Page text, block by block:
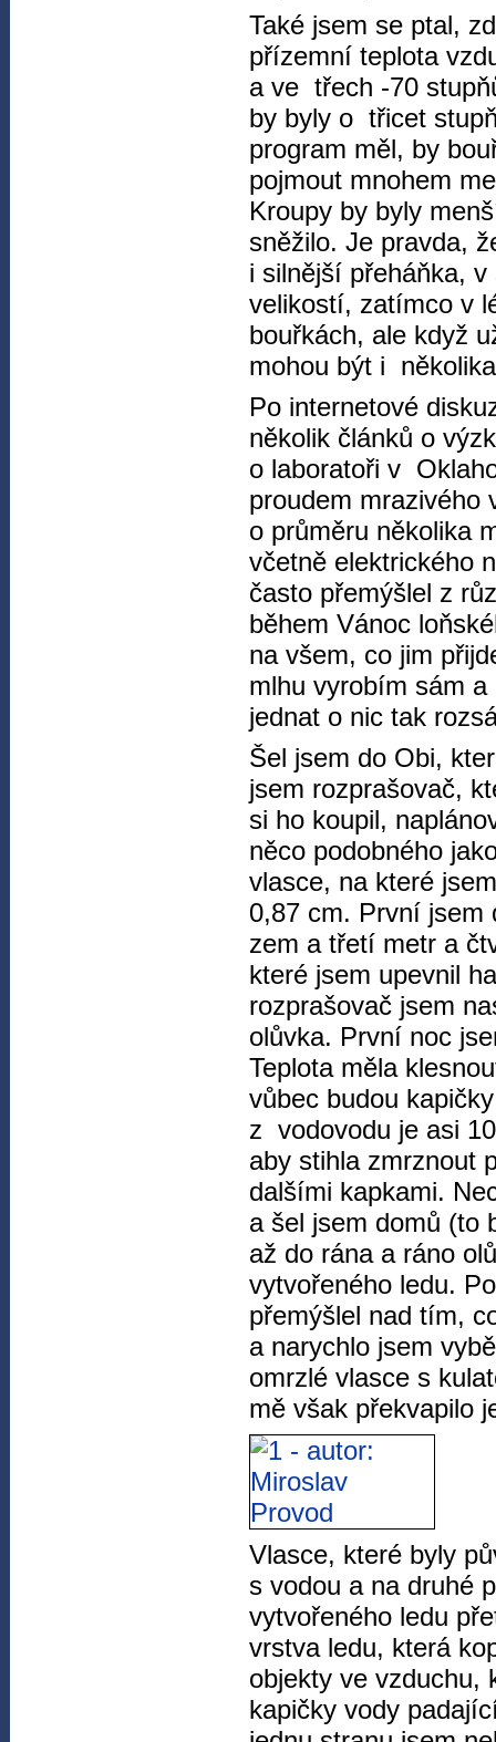
Také jsem se ptal,
přízemní teplota
a ve třech -70
by byly o třicet
program měl, by
pojmout mnohem
Kroupy by byly
sněžilo. Je pravda,
i silnější přeháňka,
velikostí, zatímco v
bouřkách, ale když
mohou být i
Po internetové
několik článků o
o laboratoři v
proudem mrazivého
o průměru několika
včetně elektrického
často přemýšlel z
během Vánoc
na všem, co jim
mlhu vyrobím sám
jednat o nic tak
Šel jsem do Obi,
jsem rozprašovač,
si ho koupil,
něco podobného
vlasce, na které
0,87 cm. První jsem
zem a třetí metr a
které jsem upevnil
rozprašovač jsem
olůvka. První noc
Teplota měla
vůbec budou
z vodovodu je asi
aby stihla zmrznout
dalšími kapkami.
a šel jsem domů (to
až do rána a ráno
vytvořeného ledu.
přemýšlel nad tím,
a narychlo jsem
omrzlé vlasce s
mě však překvapilo
Vlasce, které byly
s vodou a na druhé
vytvořeného ledu
vrstva ledu, která
objekty ve vzduchu,
kapičky vody